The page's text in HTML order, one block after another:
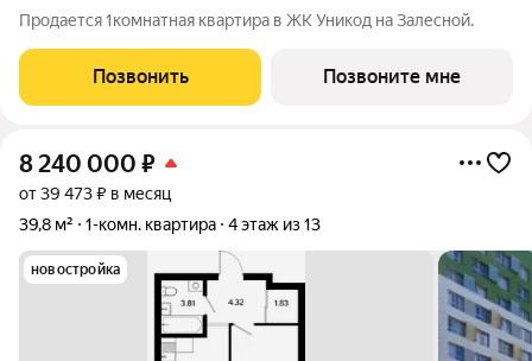
Продается 1комнатная квартира в ЖК Уникод на Залесной.
Позвонить Позвоните мне
8 240 000 ₽
от 39 473 ₽ в месяц
39,8 м²
1-комн. квартира 4 этаж из 13
новостройка